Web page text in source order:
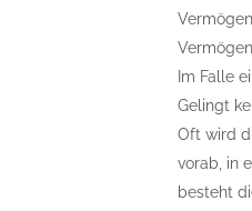
Im Falle
Gelingt
Oft wird
vorab, in
besteht